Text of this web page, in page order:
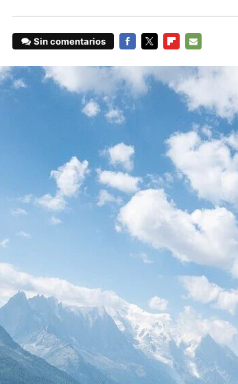
Sin comentarios
MAIL